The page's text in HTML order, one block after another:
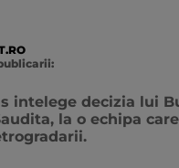
intelege decizia lui
la o echipa